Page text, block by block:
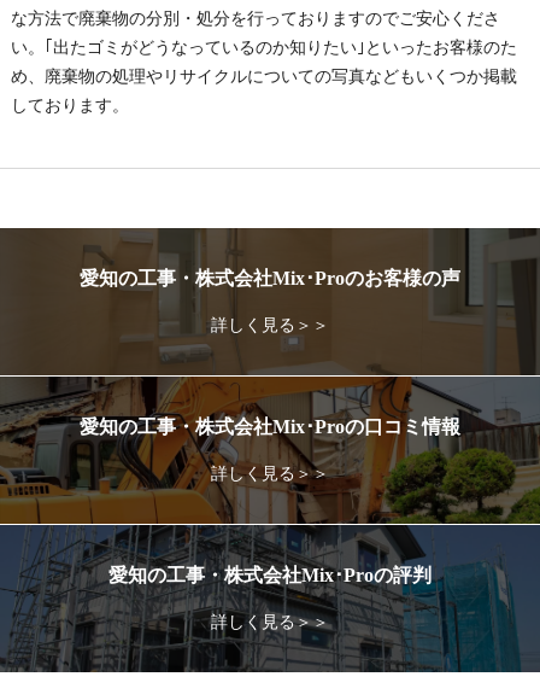
な方法で廃棄物の分別・処分を行っておりますのでご安心くださ
い。｢出たゴミがどうなっているのか知りたい｣といったお客様のた
め、廃棄物の処理やリサイクルについての写真などもいくつか掲載
しております。
愛知の工事・株式会社Mix･Proのお客様の声
詳しく見る＞＞
愛知の工事・株式会社Mix･Proの口コミ情報
詳しく見る＞＞
愛知の工事・株式会社Mix･Proの評判
詳しく見る＞＞